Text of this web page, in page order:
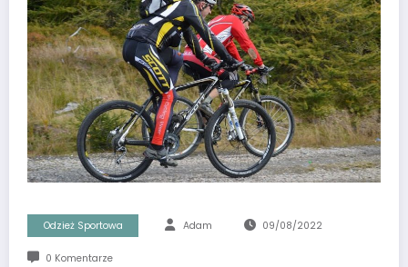
Odzież Sportowa Adam 09/08/2022
0 Komentarze